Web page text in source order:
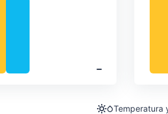
‐
Temperatura